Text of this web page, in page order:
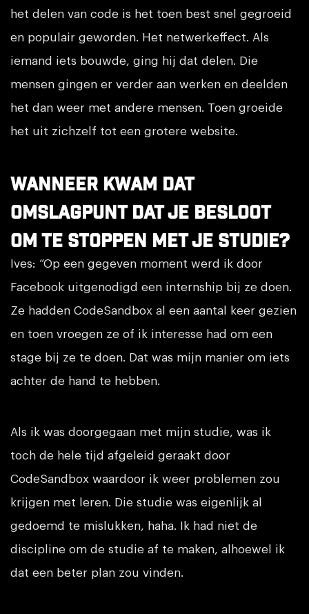
het delen van code is het toen best snel gegroeid
en populair geworden. Het netwerkeffect. Als
iemand iets bouwde, ging hij dat delen. Die
mensen gingen er verder aan werken en deelden
het dan weer met andere mensen. Toen groeide
het uit zichzelf tot een grotere website.
Wanneer kwam dat
omslagpunt dat je besloot
om te stoppen met je studie?
Ives: “Op een gegeven moment werd ik door
Facebook uitgenodigd een internship bij ze doen.
Ze hadden CodeSandbox al een aantal keer gezien
en toen vroegen ze of ik interesse had om een
stage bij ze te doen. Dat was mijn manier om iets
achter de hand te hebben.
Als ik was doorgegaan met mijn studie, was ik
toch de hele tijd afgeleid geraakt door
CodeSandbox waardoor ik weer problemen zou
krijgen met leren. Die studie was eigenlijk al
gedoemd te mislukken, haha. Ik had niet de
discipline om de studie af te maken, alhoewel ik
dat een beter plan zou vinden.